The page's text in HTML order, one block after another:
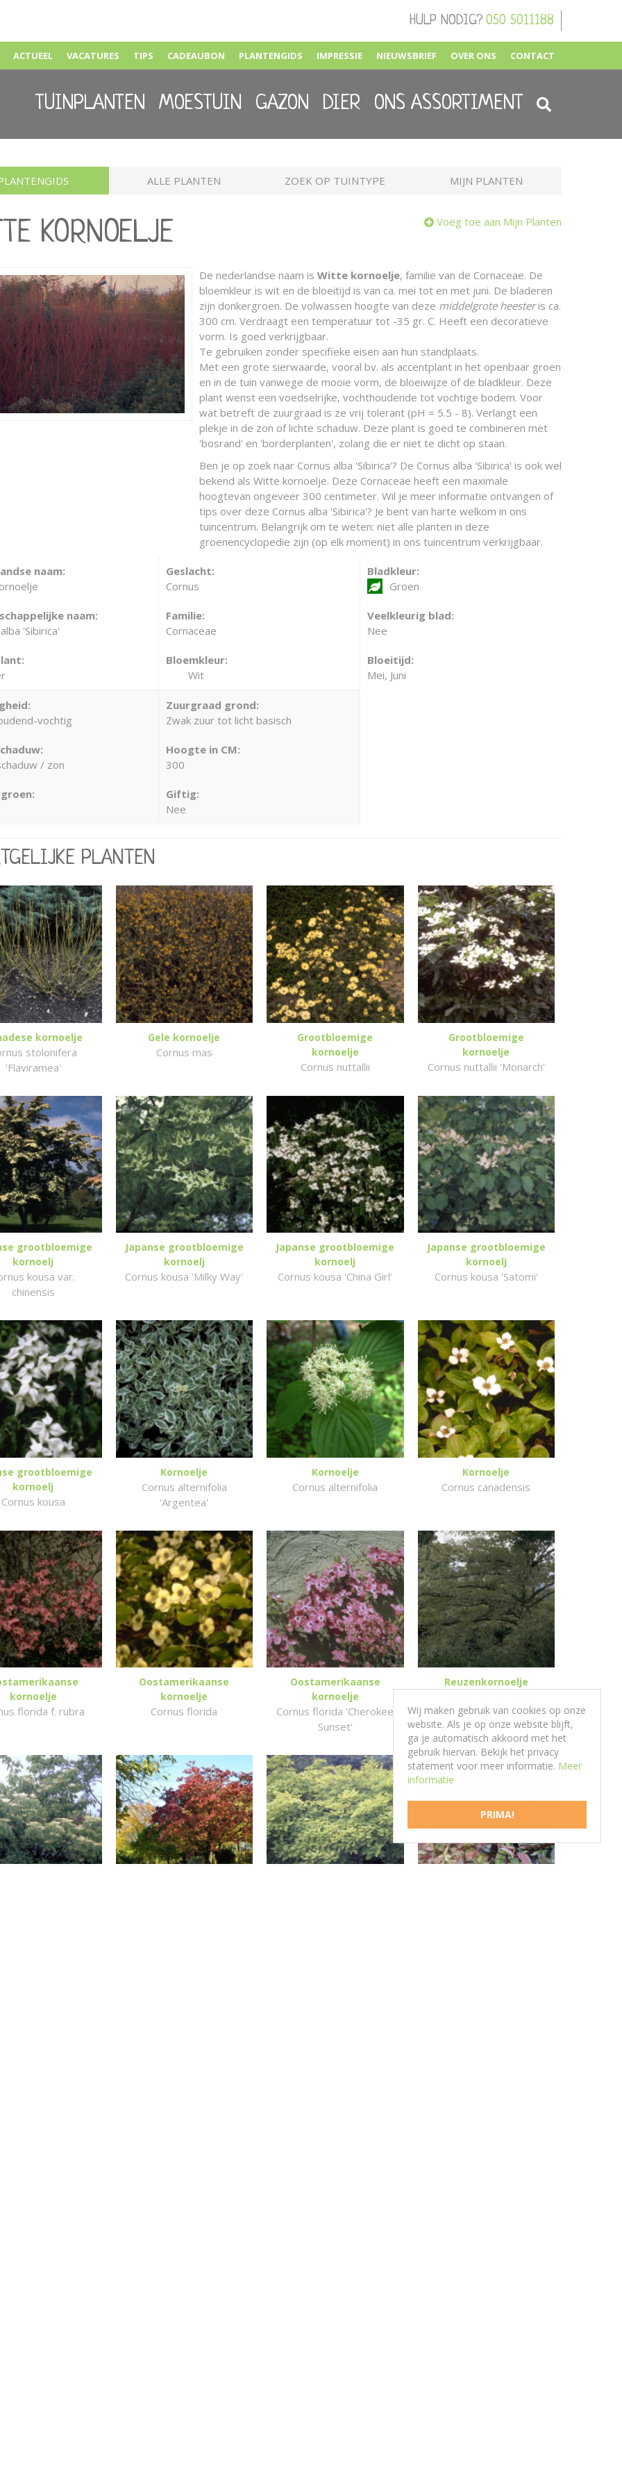
HULP NODIG? 050 5011188
ACTUEEL VACATURES TIPS CADEAUBON PLANTENGIDS IMPRESSIE NIEUWSBRIEF OVER ONS CONTACT
TUINPLANTEN MOESTUIN GAZON DIER ONS ASSORTIMENT
ALLE PLANTEN ZOEK OP TUINTYPE MIJN PLANTEN
KORNOELJE Voeg toe aan Mijn Planten
De nederlandse naam is Witte kornoelje, familie van de Cornaceae. De
bloemkleur is wit en de bloeitijd is van ca. mei tot en met juni. De bladeren
zijn donkergroen. De volwassen hoogte van deze middelgrote heesteris ca.
300 cm. Verdraagt een temperatuur tot -35 gr. C. Heeft een decoratieve
vorm. Is goed verkrijgbaar.
Te gebruiken zonder specifieke eisen aan hun standplaats.
Met een grote sierwaarde, vooral bv. als accentplant in het openbaar groen
en in de tuin vanwege de mooie vorm, de bloeiwijze of de bladkleur. Deze
plant wenst een voedselrijke, vochthoudende tot vochtige bodem. Voor
wat betreft de zuurgraad is ze vrij tolerant (pH = 5.5 - 8). Verlangt een
plekje in de zon of lichte schaduw. Deze plant is goed te combineren met
'bosrand' en 'borderplanten', zolang die er niet te dicht op staan.
Ben je op zoek naar Cornus alba 'Sibirica'? De Cornus alba 'Sibirica' is ook wel
bekend als Witte kornoelje. Deze Cornaceae heeft een maximale
hoogtevan ongeveer 300 centimeter. Wil je meer informatie ontvangen of
tips over deze Cornus alba 'Sibirica'? Je bent van harte welkom in ons
tuincentrum. Belangrijk om te weten: niet alle planten in deze
groenencyclopedie zijn (op elk moment) in ons tuincentrum verkrijgbaar.
naam:
naam:
'Sibirica'
Geslacht:
Cornus
Familie:
Cornaceae
Bloemkleur:
Wit
Bladkleur:
Groen
Veelkleurig blad:
Nee
Bloeitijd:
Mei, Juni
vochtig
/ zon
Zuurgraad grond:
Zwak zuur tot licht basisch
Hoogte in CM:
300
Giftig:
Nee
PLANTEN
kornoelje
stolonifera
'Flaviramea'
Gele kornoelje
Cornus mas
Grootbloemige
kornoelje
Cornus nuttallii
Grootbloemige
kornoelje
Cornus nuttallii 'Monarch'
grootbloemige
kornoelj
kousa var.
chinensis
Japanse grootbloemige
kornoelj
Cornus kousa 'Milky Way'
Japanse grootbloemige
kornoelj
Cornus kousa 'China Girl'
Japanse grootbloemige
kornoelj
Cornus kousa 'Satomi'
grootbloemige
kornoelj
Cornus kousa
Kornoelje
Cornus alternifolia
'Argentea'
Kornoelje
Cornus alternifolia
Kornoelje
Cornus canadensis
kornoelje
florida f. rubra
Oostamerikaanse
kornoelje
Cornus florida
Oostamerikaanse
kornoelje
Cornus florida 'Cherokee
Sunset'
Reuzenkornoelje
'Variegata'
PRIMA!
Wij maken gebruik van cookies op onze
website. Als je op onze website blijft,
ga je automatisch akkoord met het
gebruik hiervan. Bekijk het privacy
statement voor meer informatie. Meer
informatie